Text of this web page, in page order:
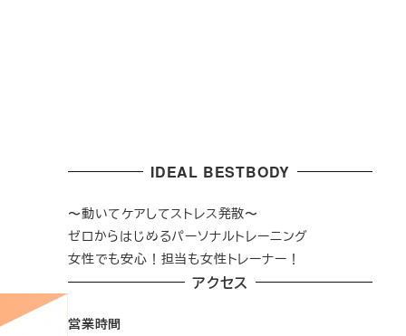
IDEAL BESTBODY
〜動いてケアしてストレス発散〜
ゼロからはじめるパーソナルトレーニング
女性でも安心！担当も女性トレーナー！
アクセス
営業時間